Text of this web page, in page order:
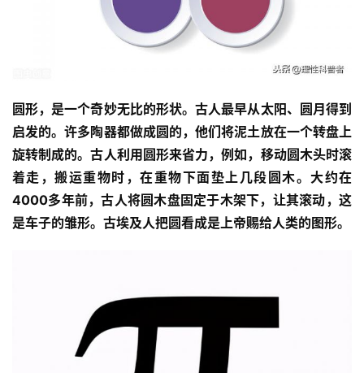
圆形，是一个奇妙无比的形状。古人最早从太阳、圆月得到
启发的。许多陶器都做成圆的，他们将泥土放在一个转盘上
旋转制成的。古人利用圆形来省力，例如，移动圆木头时滚
着走，搬运重物时，在重物下面垫上几段圆木。大约在
4000多年前，古人将圆木盘固定于木架下，让其滚动，这
是车子的雏形。古埃及人把圆看成是上帝赐给人类的图形。